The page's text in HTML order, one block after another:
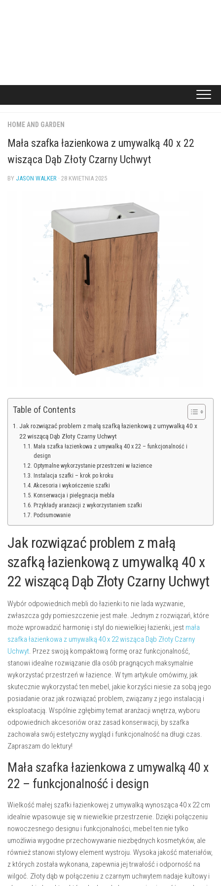
HOME AND GARDEN
Mała szafka łazienkowa z umywalką 40 x 22
wisząca Dąb Złoty Czarny Uchwyt
BY JASON WALKER · 28 KWIETNIA 2025
Table of Contents
Jak rozwiązać problem z małą szafką łazienkową z umywalką 40 x
22 wiszącą Dąb Złoty Czarny Uchwyt
Mała szafka łazienkowa z umywalką 40 x 22 – funkcjonalność i
design
Optymalne wykorzystanie przestrzeni w łazience
Instalacja szafki – krok po kroku
Akcesoria i wykończenie szafki
Konserwacja i pielęgnacja mebla
Przykłady aranżacji z wykorzystaniem szafki
Podsumowanie
Jak rozwiązać problem z małą
szafką łazienkową z umywalką 40 x
22 wiszącą Dąb Złoty Czarny Uchwyt
Wybór odpowiednich mebli do łazienki to nie lada wyzwanie,
zwłaszcza gdy pomieszczenie jest małe. Jednym z rozwiązań, które
może wprowadzić harmonię i styl do niewielkiej łazienki, jest mała
szafka łazienkowa z umywalką 40 x 22 wisząca Dąb Złoty Czarny
Uchwyt. Przez swoją kompaktową formę oraz funkcjonalność,
stanowi idealne rozwiązanie dla osób pragnących maksymalnie
wykorzystać przestrzeń w łazience. W tym artykule omówimy, jak
skutecznie wykorzystać ten mebel, jakie korzyści niesie za sobą jego
posiadanie oraz jak rozwiązać problem, związany z jego instalacją i
eksploatacją. Wspólnie zgłębimy temat aranżacji wnętrza, wyboru
odpowiednich akcesoriów oraz zasad konserwacji, by szafka
zachowała swój estetyczny wygląd i funkcjonalność na długi czas.
Zapraszam do lektury!
Mała szafka łazienkowa z umywalką 40 x
22 – funkcjonalność i design
Wielkość małej szafki łazienkowej z umywalką wynosząca 40 x 22 cm
idealnie wpasowuje się w niewielkie przestrzenie. Dzięki połączeniu
nowoczesnego designu i funkcjonalności, mebel ten nie tylko
umożliwia wygodne przechowywanie niezbędnych kosmetyków, ale
również stanowi stylowy element wystroju. Wysoka jakość materiałów,
z których została wykonana, zapewnia jej trwałość i odporność na
wilgoć. Złoty dąb w połączeniu z czarnym uchwytem nadaje kultowy i